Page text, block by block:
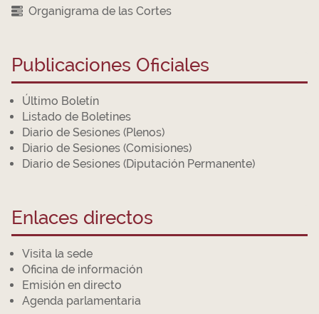
Organigrama de las Cortes
Publicaciones Oficiales
Último Boletín
Listado de Boletines
Diario de Sesiones (Plenos)
Diario de Sesiones (Comisiones)
Diario de Sesiones (Diputación Permanente)
Enlaces directos
Visita la sede
Oficina de información
Emisión en directo
Agenda parlamentaria